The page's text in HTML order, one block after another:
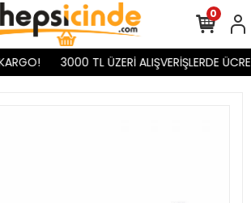
3000 TL ÜZERİ ALIŞVERİŞLERDE
0